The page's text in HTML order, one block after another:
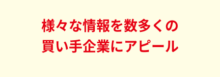
様々な情報を数多くの
買い手企業にアピール